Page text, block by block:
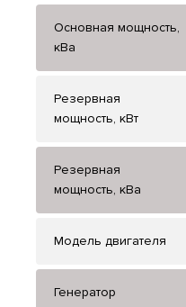
Основная мощность,
кВа
Резервная
мощность, кВт
Резервная
мощность, кВа
Модель двигателя
Генератор